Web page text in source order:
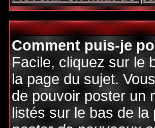
Comment puis-je
Facile, cliquez sur le
la page du sujet.
de pouvoir poster un
listés sur le bas de